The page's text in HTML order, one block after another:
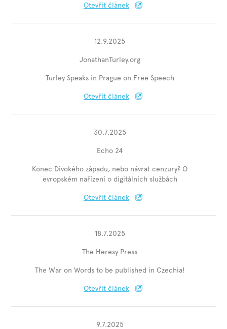
Otevřít článek
12.9.2025
JonathanTurley.org
Turley Speaks in Prague on Free Speech
Otevřít článek
30.7.2025
Echo 24
Konec Divokého západu, nebo návrat cenzury? O
evropském nařízení o digitálních službách
Otevřít článek
18.7.2025
The Heresy Press
The War on Words to be published in Czechia!
Otevřít článek
9.7.2025